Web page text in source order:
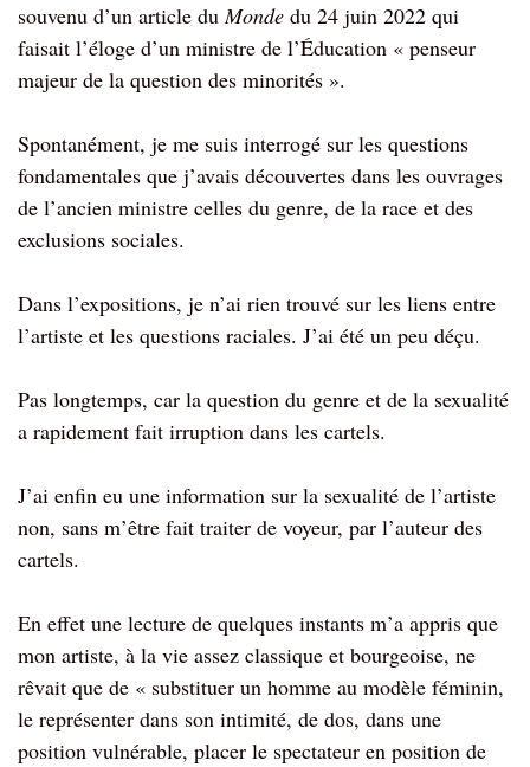
souvenu d’un article duMonde du 24 juin 2022 qui
faisait l’éloge d’un ministre de l’Éducation « penseur
majeur de la question des minorités ».
Spontanément, je me suis interrogé sur les questions
fondamentales que j’avais découvertes dans les ouvrages
de l’ancien ministre celles du genre, de la race et des
exclusions sociales.
Dans l’expositions, je n’ai rien trouvé sur les liens entre
l’artiste et les questions raciales. J’ai été un peu déçu.
Pas longtemps, car la question du genre et de la sexualité
a rapidement fait irruption dans les cartels.
J’ai enfin eu une information sur la sexualité de l’artiste
non, sans m’être fait traiter de voyeur, par l’auteur des
cartels.
En effet une lecture de quelques instants m’a appris que
mon artiste, à la vie assez classique et bourgeoise, ne
rêvait que de « substituer un homme au modèle féminin,
le représenter dans son intimité, de dos, dans une
position vulnérable, placer le spectateur en position de